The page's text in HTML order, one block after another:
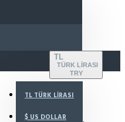
TL
TÜRK LIRASI
TRY
TL TÜRK LIRASI
$ US DOLLAR